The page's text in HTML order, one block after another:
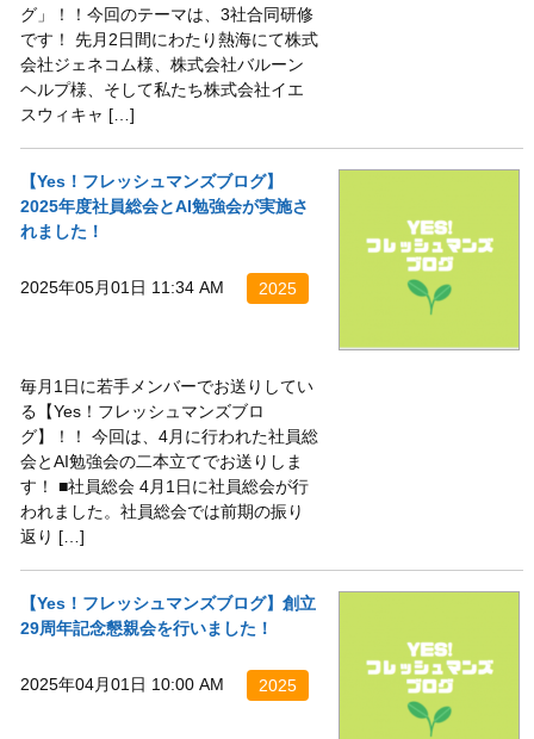
グ」！！今回のテーマは、3社合同研修
です！ 先月2日間にわたり熱海にて株式
会社ジェネコム様、株式会社バルーン
ヘルプ様、そして私たち株式会社イエ
スウィキャ […]
【Yes！フレッシュマンズブログ】
2025年度社員総会とAI勉強会が実施さ
れました！
2025年05月01日 11:34 AM 2025
毎月1日に若手メンバーでお送りしてい
る【Yes！フレッシュマンズブロ
グ】！！ 今回は、4月に行われた社員総
会とAI勉強会の二本立てでお送りしま
す！ ■社員総会 4月1日に社員総会が行
われました。社員総会では前期の振り
返り […]
【Yes！フレッシュマンズブログ】創立
29周年記念懇親会を行いました！
2025年04月01日 10:00 AM 2025